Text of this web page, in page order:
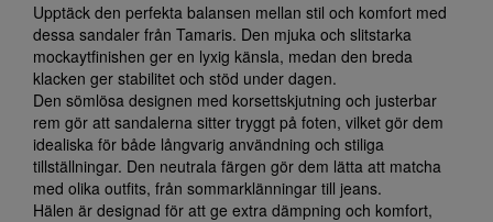
Upptäck den perfekta balansen mellan stil och komfort med
dessa sandaler från Tamaris. Den mjuka och slitstarka
mockaytfinishen ger en lyxig känsla, medan den breda
klacken ger stabilitet och stöd under dagen.
Den sömlösa designen med korsettskjutning och justerbar
rem gör att sandalerna sitter tryggt på foten, vilket gör dem
idealiska för både långvarig användning och stiliga
tillställningar. Den neutrala färgen gör dem lätta att matcha
med olika outfits, från sommarklänningar till jeans.
Hälen är designad för att ge extra dämpning och komfort,